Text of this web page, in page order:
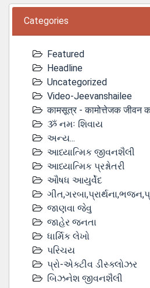
Categories
Featured
Headline
Uncategorized
Video-Jeevanshailee
कामसूत्र - कामोत्तेजक जीवन
ૐ નમઃ શિવાય
અન્ય...
આધ્યાત્મિક જીવનશૈલી
આધ્યાત્મિક પ્રશ્નોતરી
ઔષધ આયુર્વેદ
જાણવા જેવુ
જાહેર જનતા
ધાર્મિક લેખો
પરિચય
પ્રો-એક્ટીવ ડીસ્‍ક્લોઝર
બિઝનેશ જીવનશૈલી